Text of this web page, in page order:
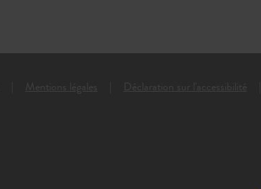
Mentions légales Déclaration sur l'accessibilité